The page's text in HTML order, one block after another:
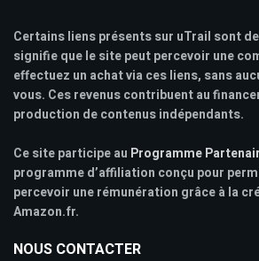
Certains liens présents sur uTrail sont
signifie que le site peut percevoir une
effectuez un achat via ces liens, sans
vous. Ces revenus contribuent au
production de contenus indépendants.
Ce site participe au Programme
programme d’affiliation conçu pour
percevoir une rémunération grâce à la
Amazon.fr.
NOUS CONTACTER